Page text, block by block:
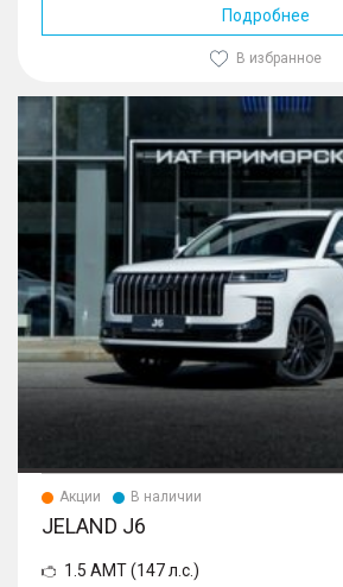
Подробнее
В избранное
J6
Акции В наличии
JELAND J6
1.5 AMT (147 л.с.)